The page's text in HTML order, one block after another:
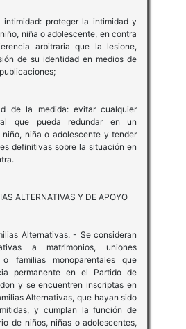
proteger la intimidad y
niña o adolescente, en contra
arbitraria que la lesione,
de su identidad en medios de
de la medida: evitar cualquier
que pueda redundar en un
niña o adolescente y tender
definitivas sobre la situación en
ALTERNATIVAS Y DE APOYO
Alternativas. - Se consideran
a matrimonios, uniones
o familias monoparentales que
permanente en el Partido de
y se encuentren inscriptas en
Alternativas, que hayan sido
y cumplan la función de
de niños, niñas o adolescentes,